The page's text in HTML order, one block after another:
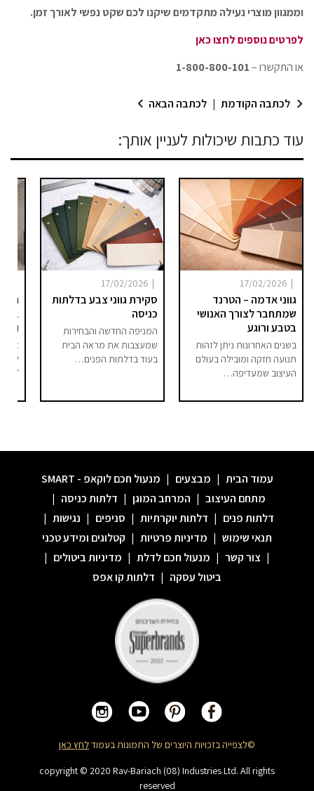
וממגוון מוצרי נעילה מתקדמים שיקנו לכם שקט נפשי לאורך זמן.
לפרטים נוספים לחצו כאן
או התקשרו –1-800-800-101
לכתבה הקודמת | לכתבה הבאה
עוד כתבות שיכולות לעניין אותך:
|
17/02/2026
גווני אדמה – הטרנד
שמתחבר לצורך האנושי
בטבע ורוגע
בשנים האחרונות ניתן לזהות
תנועה חזקה ומובילה בעולם
העיצוב שמעדיפה…
|
17/02/2026
סקירת גווני צבע בדלתות
כניסה
המניפה החדשה והבחירות
שמעצבות את מראה הבית
בעוד בדלתות הפנים…
אם
עמוד הבית | מבצעים | מנעול חכם לוקאפ - SMART
מתחם העיצוב | המרחב המוגן | דלתות כניסה |
דלתות פנים | דלתות יוקרתיות | סניפים | נגישות |
תנאי שימוש | מדיניות פרטיות | קטלוגים ומידע טכני
| צור קשר | מנעול חכם לדלת | מדיניות ביטולים |
ביטול עסקה | דלתות קו אפס
©לצפייה בזכויות היוצרים של התמונות בעמודלחץ כאן
copyright © 2020 Rav-Bariach (08) Industries Ltd. All rights
reserved